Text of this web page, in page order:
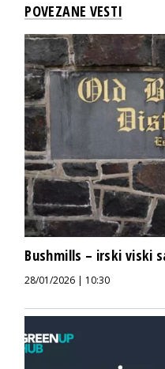
POVEZANE VESTI
Bushmills – irski viski
28/01/2026 | 10:30